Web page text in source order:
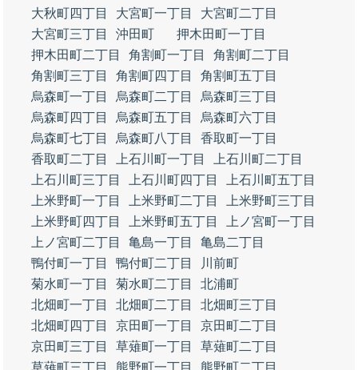
大秋町四丁目
大宮町一丁目
大宮町二丁目
大宮町三丁目
沖田町
押木田町一丁目
押木田町二丁目
角割町一丁目
角割町二丁目
角割町三丁目
角割町四丁目
角割町五丁目
烏森町一丁目
烏森町二丁目
烏森町三丁目
烏森町四丁目
烏森町五丁目
烏森町六丁目
烏森町七丁目
烏森町八丁目
香取町一丁目
香取町二丁目
上石川町一丁目
上石川町二丁目
上石川町三丁目
上石川町四丁目
上石川町五丁目
上米野町一丁目
上米野町二丁目
上米野町三丁目
上米野町四丁目
上米野町五丁目
上ノ宮町一丁目
上ノ宮町二丁目
亀島一丁目
亀島二丁目
鴨付町一丁目
鴨付町二丁目
川前町
菊水町一丁目
菊水町二丁目
北浦町
北畑町一丁目
北畑町二丁目
北畑町三丁目
北畑町四丁目
京田町一丁目
京田町二丁目
京田町三丁目
草薙町一丁目
草薙町二丁目
草薙町三丁目
熊野町一丁目 熊野町二丁目